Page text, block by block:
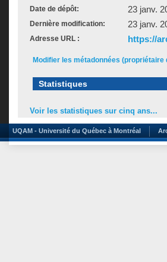
Date de dépôt: 23 janv.
Dernière modification: 23 janv.
Adresse URL : https://
Modifier les métadonnées (propriétaire
Statistiques
Voir les statistiques sur cinq ans...
UQAM - Université du Québec à Montréal